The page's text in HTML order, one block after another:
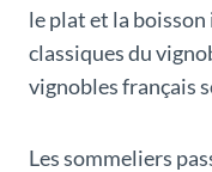
le plat et la
classiques du
vignobles français
Les sommeliers